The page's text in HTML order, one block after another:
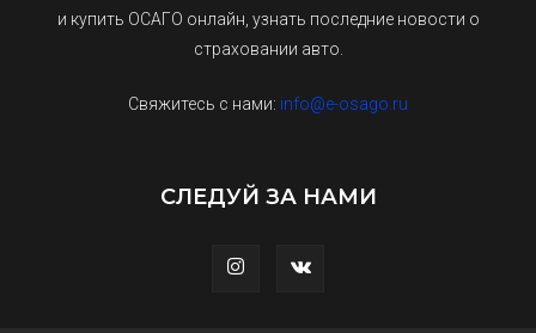
и купить ОСАГО онлайн, узнать последние новости о
страховании авто.
Свяжитесь с нами: info@e-osago.ru
СЛЕДУЙ ЗА НАМИ